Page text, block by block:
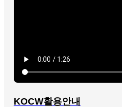
KOCW활용안내